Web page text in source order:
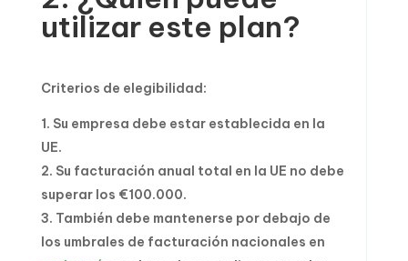
utilizar este plan?
Criterios de elegibilidad:
Su empresa debe estar establecida en la
UE.
Su facturación anual total en la UE no debe
superar los €100.000.
También debe mantenerse por debajo de
los umbrales de facturación nacionales en